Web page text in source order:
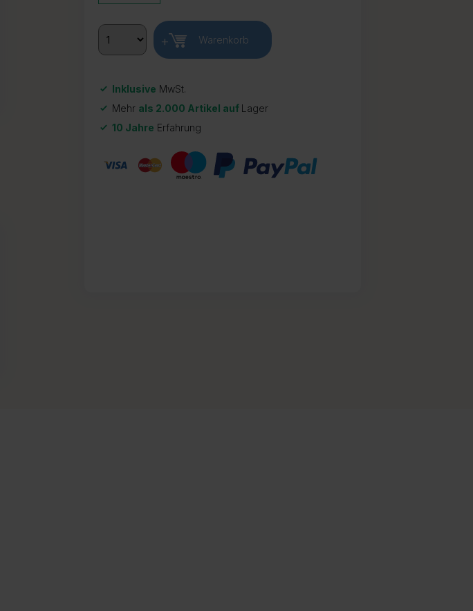
+ Warenkorb
Inklusive MwSt.
Mehr als 2.000 Artikel auf Lager
10 Jahre Erfahrung